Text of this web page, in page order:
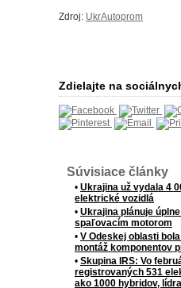
Zdroj: UkrAutoprom
Zdielajte na
Súvisiace články
• Ukrajina už vydala 4
elektrické vozidlá
• Ukrajina plánuje
spaľovacím motorom
• V Odeskej oblasti
montáž komponentov
• Skupina IRS: Vo
registrovaných 531
ako 1000 hybridov,